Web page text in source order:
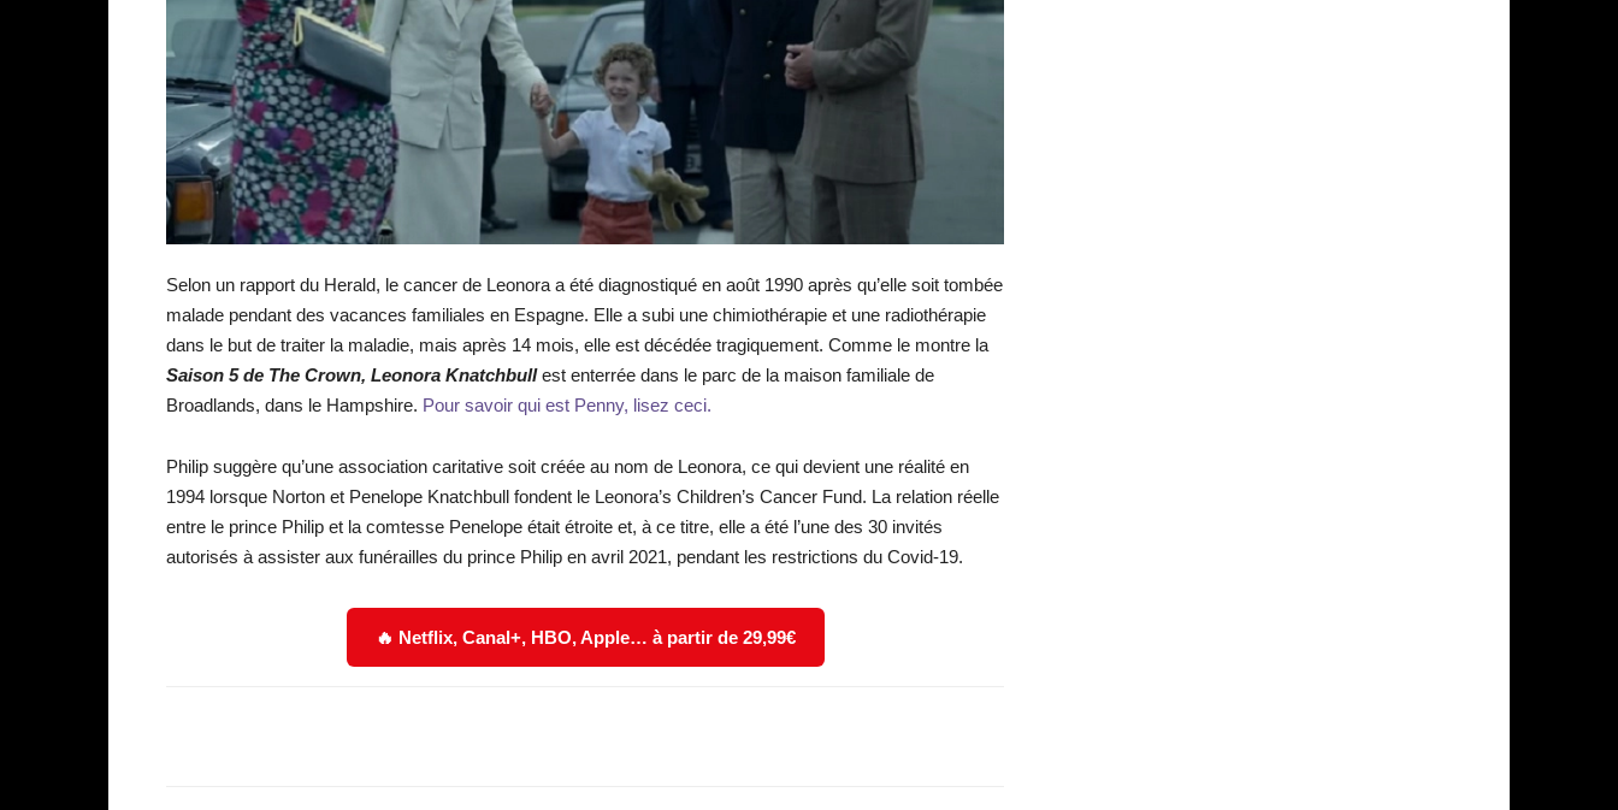
Selon un rapport du Herald, le cancer de Leonora a été diagnostiqué en août 1990 après qu’elle soit tombée
malade pendant des vacances familiales en Espagne. Elle a subi une chimiothérapie et une radiothérapie
dans le but de traiter la maladie, mais après 14 mois, elle est décédée tragiquement. Comme le montre la
Saison 5 de The Crown, Leonora Knatchbullest enterrée dans le parc de la maison familiale de
Broadlands, dans le Hampshire. Pour savoir qui est Penny, lisez ceci.
Philip suggère qu’une association caritative soit créée au nom de Leonora, ce qui devient une réalité en
1994 lorsque Norton et Penelope Knatchbull fondent le Leonora’s Children’s Cancer Fund. La relation réelle
entre le prince Philip et la comtesse Penelope était étroite et, à ce titre, elle a été l’une des 30 invités
autorisés à assister aux funérailles du prince Philip en avril 2021, pendant les restrictions du Covid-19.
🔥 Netflix, Canal+, HBO, Apple… à partir de 29,99€